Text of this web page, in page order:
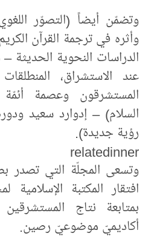
وتضمّن أيضاً (التصوّر
وأثره في ترجمة القرآن
الدراسات النحوية الحديثة
عند الاستشراق،
المستشرقون وعصمة
السلام) – إدوارد سعيد
رؤية جديدة).
relatedinner
وتسعى المجلّة التي تصدر
افتقار المكتبة
بمتابعة نتاج
أكاديميّ موضوعيّ رصين.